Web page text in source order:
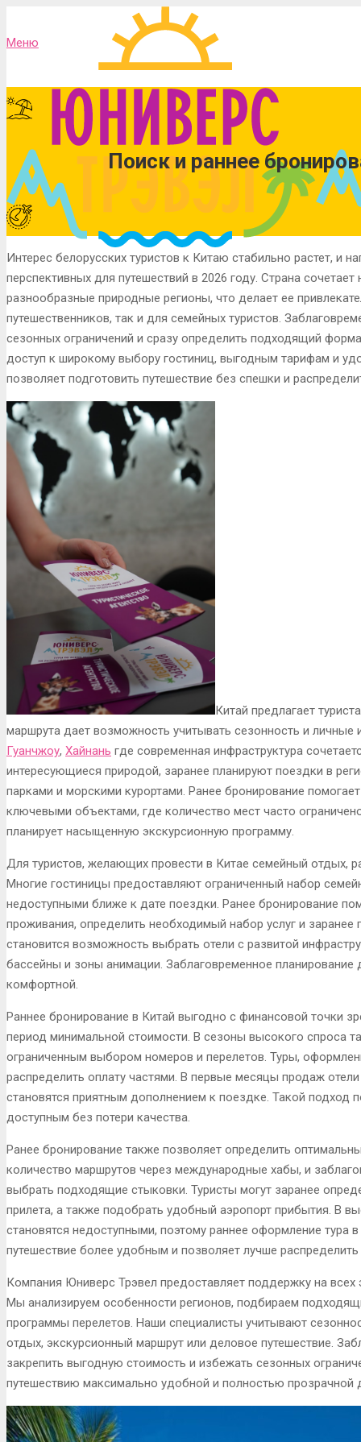
Меню
Поиск и раннее
Интерес белорусских туристов к Китаю стабильно растет, и
перспективных для путешествий в 2026 году. Страна
разнообразные природные регионы, что делает ее
путешественников, так и для семейных туристов.
сезонных ограничений и сразу определить подходящий
доступ к широкому выбору гостиниц, выгодным тарифам и
позволяет подготовить путешествие без спешки и
Китай предлагает
маршрута дает возможность учитывать сезонность и
Гуанчжоу, Хайнань где современная инфраструктура
интересующиеся природой, заранее планируют поездки в
парками и морскими курортами. Ранее бронирование
ключевыми объектами, где количество мест часто
планирует насыщенную экскурсионную программу.
Для туристов, желающих провести в Китае семейный отдых,
Многие гостиницы предоставляют ограниченный набор
недоступными ближе к дате поездки. Ранее бронирование
проживания, определить необходимый набор услуг и
становится возможность выбрать отели с развитой
бассейны и зоны анимации. Заблаговременное
комфортной.
Раннее бронирование в Китай выгодно с финансовой точки
период минимальной стоимости. В сезоны высокого спроса
ограниченным выбором номеров и перелетов. Туры,
распределить оплату частями. В первые месяцы продаж
становятся приятным дополнением к поездке. Такой подход
доступным без потери качества.
Ранее бронирование также позволяет определить
количество маршрутов через международные хабы, и
выбрать подходящие стыковки. Туристы могут заранее
прилета, а также подобрать удобный аэропорт прибытия. В
становятся недоступными, поэтому раннее оформление тура
путешествие более удобным и позволяет лучше
Компания Юниверс Трэвел предоставляет поддержку на всех
Мы анализируем особенности регионов, подбираем
программы перелетов. Наши специалисты учитывают
отдых, экскурсионный маршрут или деловое путешествие.
закрепить выгодную стоимость и избежать сезонных
путешествию максимально удобной и полностью прозрачной